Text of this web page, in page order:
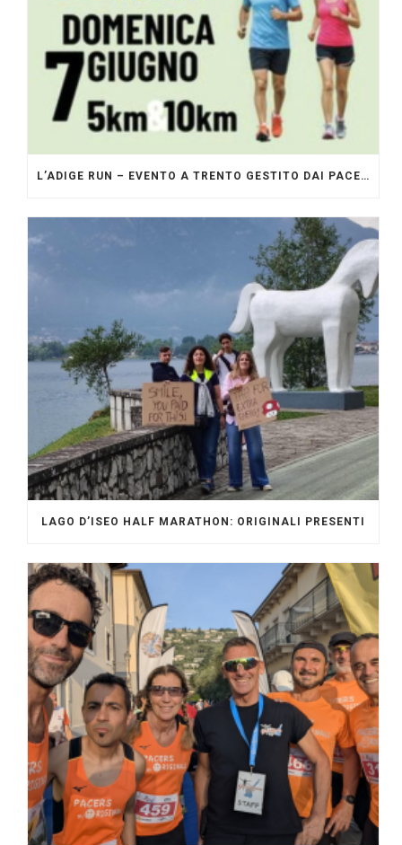
L’ADIGE RUN – EVENTO A TRENTO GESTITO DAI PACERS GLI ORIGINALI
LAGO D’ISEO HALF MARATHON: ORIGINALI PRESENTI